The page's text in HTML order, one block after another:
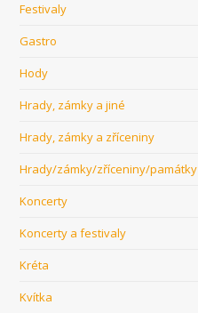
Festivaly
Gastro
Hody
Hrady, zámky a jiné
Hrady, zámky a zříceniny
Hrady/zámky/zříceniny/památky
Koncerty
Koncerty a festivaly
Kréta
Kvítka